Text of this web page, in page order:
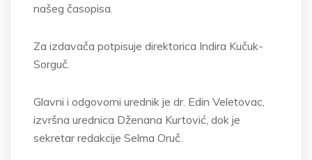
našeg časopisa.
Za izdavača potpisuje direktorica Indira Kučuk-
Sorguč.
Glavni i odgovorni urednik je dr. Edin Veletovac,
izvršna urednica Dženana Kurtović, dok je
sekretar redakcije Selma Oruč.